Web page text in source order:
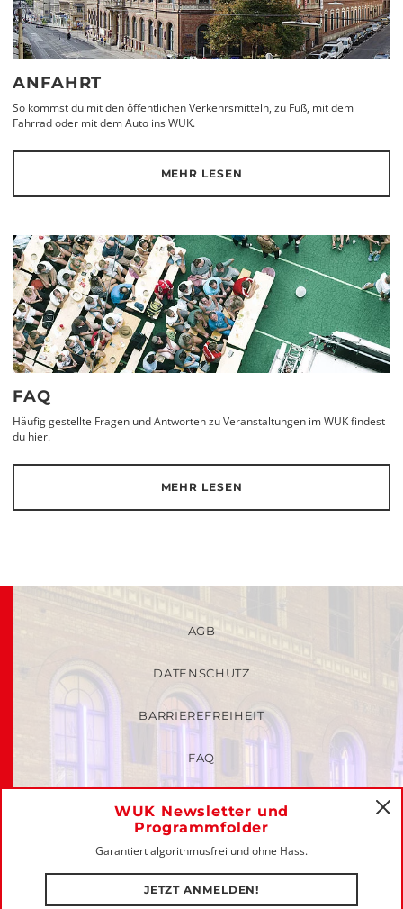
ANFAHRT
So kommst du mit den öffentlichen Verkehrsmitteln, zu Fuß, mit dem
Fahrrad oder mit dem Auto ins WUK.
MEHR LESEN
FAQ
Häufig gestellte Fragen und Antworten zu Veranstaltungen im WUK findest
du hier.
MEHR LESEN
WUK Newsletter und
Programmfolder
Garantiert algorithmusfrei und ohne Hass.
JETZT ANMELDEN!
AGB
DATENSCHUTZ
BARRIEREFREIHEIT
FAQ
IMPRESSUM